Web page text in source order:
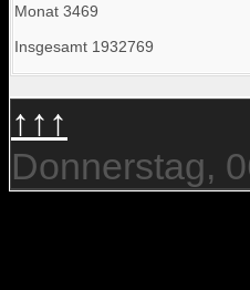
Monat 3469
Insgesamt 1932769
↑↑↑
Donnerstag,